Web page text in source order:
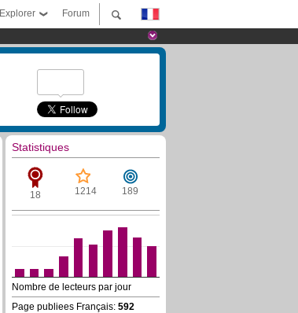
Forum
Explorer
Statistiques
18 1214 189
Nombre de lecteurs par jour
Page publiees Français: 592